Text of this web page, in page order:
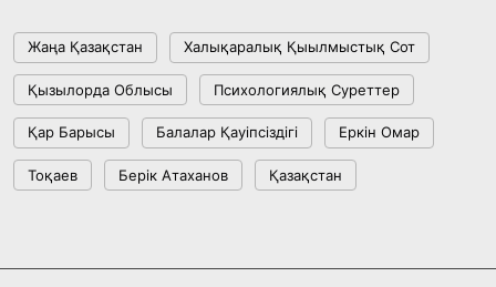
Ұлттық архивтің ашылғанына 20 жыл: негізгі
жетістіктері мен даму бағыты
17:09, 20 Шілде 2026
18:22, 17 Шілде 2026
Жаңа Қазақстан Халықаралық Қыылмыстық Сот
Қызылорда Облысы Психологиялық Суреттер
Қар Барысы Балалар Қауіпсіздігі Еркін Омар
Тоқаев Берік Атаханов Қазақстан